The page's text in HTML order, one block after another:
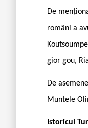
De
români a
gior gou,
De
Muntele
Istoricul